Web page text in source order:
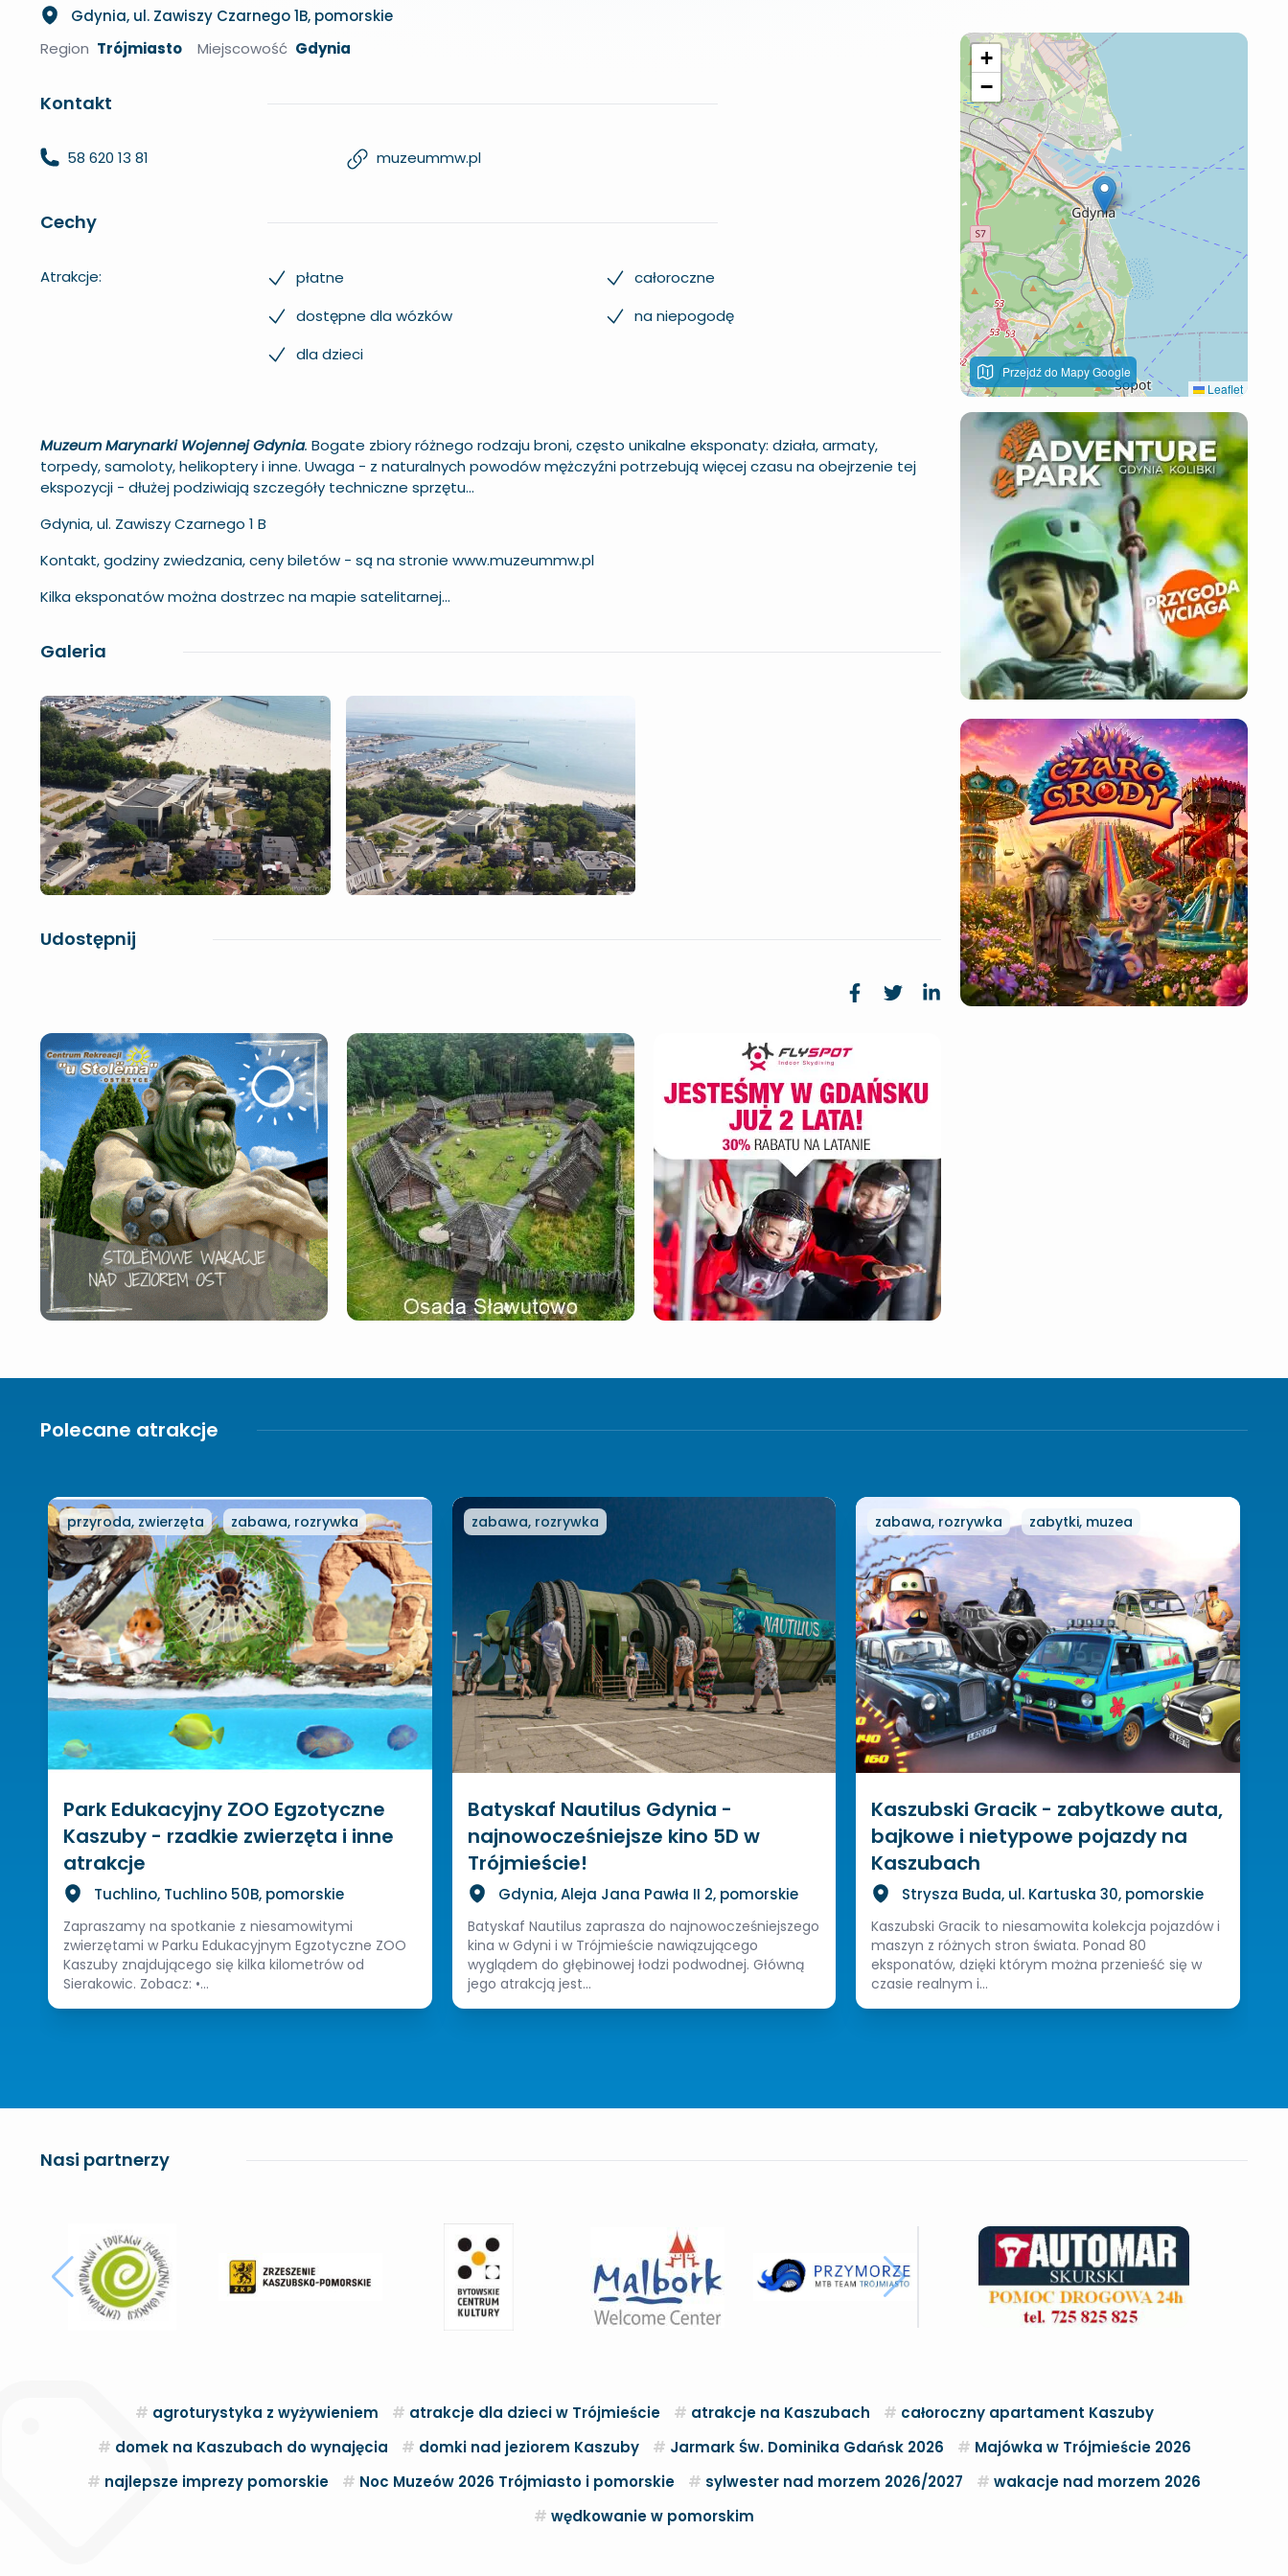
Gdynia, ul. Zawiszy Czarnego 1B, pomorskie
Region Trójmiasto Miejscowość Gdynia
Kontakt
58 620 13 81 muzeummw.pl
Cechy
Atrakcje: płatne
całoroczne
dostępne dla wózków
na niepogodę
dla dzieci
Muzeum Marynarki Wojennej Gdynia. Bogate zbiory różnego rodzaju broni, często unikalne eksponaty: działa, armaty,
torpedy, samoloty, helikoptery i inne. Uwaga - z naturalnych powodów mężczyźni potrzebują więcej czasu na obejrzenie tej
ekspozycji - dłużej podziwiają szczegóły techniczne sprzętu...
Gdynia, ul. Zawiszy Czarnego 1 B
Kontakt, godziny zwiedzania, ceny biletów - są na stronie www.muzeummw.pl
Kilka eksponatów można dostrzec na mapie satelitarnej...
Galeria
Udostępnij
+
−
Przejdź do Mapy Google
Leaflet
Polecane atrakcje
przyroda, zwierzęta zabawa, rozrywka
Park Edukacyjny ZOO Egzotyczne
Kaszuby - rzadkie zwierzęta i inne
atrakcje
Tuchlino, Tuchlino 50B, pomorskie
Zapraszamy na spotkanie z niesamowitymi
zwierzętami w Parku Edukacyjnym Egzotyczne ZOO
Kaszuby znajdującego się kilka kilometrów od
Sierakowic. Zobacz: •...
zabawa, rozrywka
Batyskaf Nautilus Gdynia -
najnowocześniejsze kino 5D w
Trójmieście!
Gdynia, Aleja Jana Pawła II 2, pomorskie
Batyskaf Nautilus zaprasza do najnowocześniejszego
kina w Gdyni i w Trójmieście nawiązującego
wyglądem do głębinowej łodzi podwodnej. Główną
jego atrakcją jest...
zabawa, rozrywka zabytki, muzea
Kaszubski Gracik - zabytkowe auta,
bajkowe i nietypowe pojazdy na
Kaszubach
Strysza Buda, ul. Kartuska 30, pomorskie
Kaszubski Gracik to niesamowita kolekcja pojazdów i
maszyn z różnych stron świata. Ponad 80
eksponatów, dzięki którym można przenieść się w
czasie realnym i...
Nasi partnerzy
agroturystyka z wyżywieniem atrakcje dla dzieci w Trójmieście atrakcje na Kaszubach
całoroczny apartament Kaszuby
domek na Kaszubach do wynajęcia
domki nad jeziorem Kaszuby Jarmark Św. Dominika Gdańsk 2026
Majówka w Trójmieście 2026
najlepsze imprezy pomorskie
Noc Muzeów 2026 Trójmiasto i pomorskie sylwester nad morzem 2026/2027
wakacje nad morzem 2026
wędkowanie w pomorskim